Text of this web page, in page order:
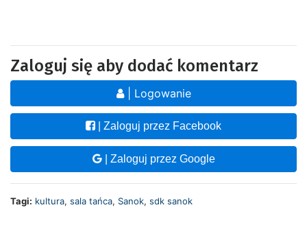
Zaloguj się aby dodać komentarz
| Logowanie
| Zaloguj przez Facebook
| Zaloguj przez Google
Tagi: kultura, sala tańca, Sanok, sdk sanok